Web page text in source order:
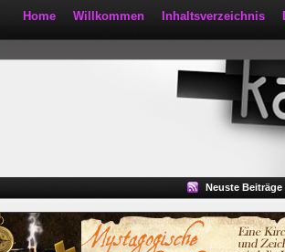
Home Willkommen Inhaltsverzeichnis
Neuste Beiträge